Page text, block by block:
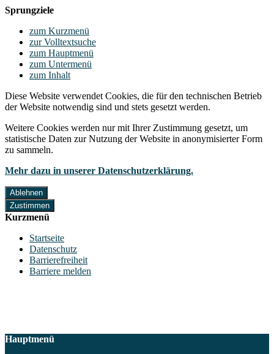
Sprungziele
zum Kurzmenü
zur Volltextsuche
zum Hauptmenü
zum Untermenü
zum Inhalt
Diese Website verwendet Cookies, die für den technischen Betrieb
der Website notwendig sind und stets gesetzt werden.
Weitere Cookies werden nur mit Ihrer Zustimmung gesetzt, um
statistische Daten zur Nutzung der Website in anonymisierter Form
zu sammeln.
Mehr dazu in unserer Datenschutzerklärung.
Ablehnen
Zustimmen
Kurzmenü
Startseite
Datenschutz
Barrierefreiheit
Barriere melden
Hauptmenü